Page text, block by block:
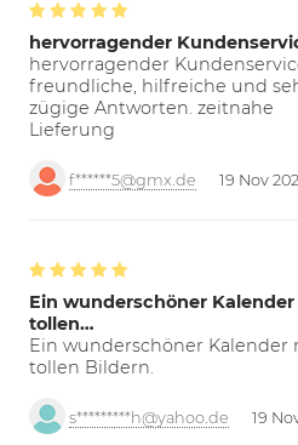
hervorragender
hervorragender
freundliche, hilfreiche und
zügige Antworten. zeitnahe
Lieferung
f******5@gmx.de 19 Nov
Ein wunderschöner
tollen…
Ein wunderschöner Kalender
tollen Bildern.
s*********h@yahoo.de 19